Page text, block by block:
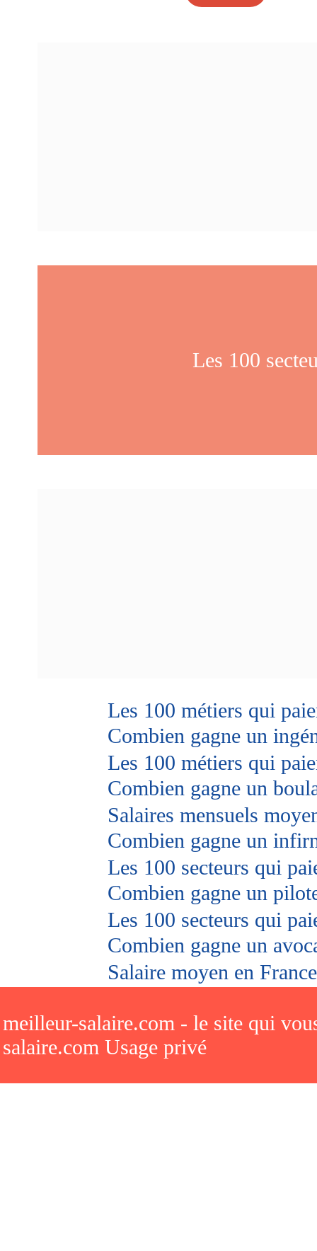
Les 100
Les 100 métiers qui
Combien gagne un
Les 100 métiers qui
Combien gagne un
Salaires mensuels
Combien gagne un
Les 100 secteurs qui
Combien gagne un
Les 100 secteurs qui
Combien gagne un
Salaire moyen en France
meilleur-salaire.com - le site qui
salaire.com Usage privé